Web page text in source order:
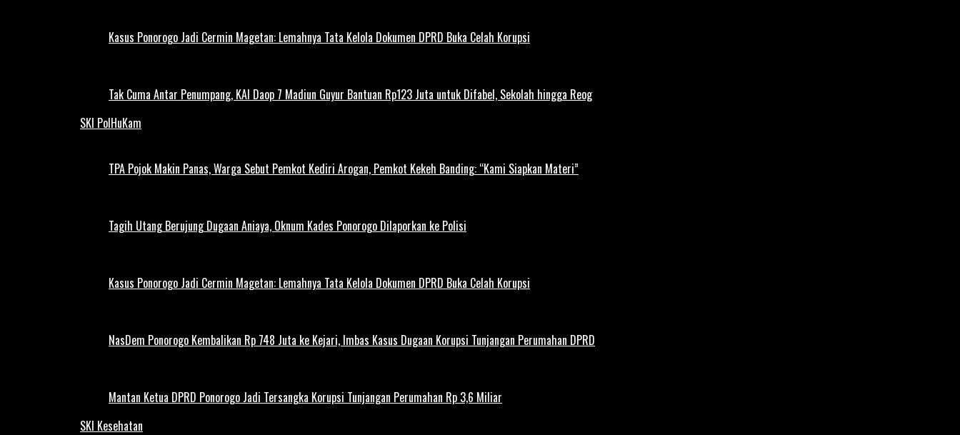
Kasus Ponorogo Jadi Cermin Magetan: Lemahnya Tata Kelola Dokumen DPRD Buka Celah Korupsi
Tak Cuma Antar Penumpang, KAI Daop 7 Madiun Guyur Bantuan Rp123 Juta untuk Difabel, Sekolah hingga Reog
SKI PolHuKam
TPA Pojok Makin Panas, Warga Sebut Pemkot Kediri Arogan, Pemkot Kekeh Banding: “Kami Siapkan Materi”
Tagih Utang Berujung Dugaan Aniaya, Oknum Kades Ponorogo Dilaporkan ke Polisi
Kasus Ponorogo Jadi Cermin Magetan: Lemahnya Tata Kelola Dokumen DPRD Buka Celah Korupsi
NasDem Ponorogo Kembalikan Rp 748 Juta ke Kejari, Imbas Kasus Dugaan Korupsi Tunjangan Perumahan DPRD
Mantan Ketua DPRD Ponorogo Jadi Tersangka Korupsi Tunjangan Perumahan Rp 3,6 Miliar
SKI Kesehatan